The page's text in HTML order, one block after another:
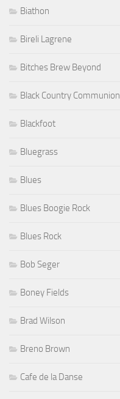
Biathon
Bireli Lagrene
Bitches Brew Beyond
Black Country Communion
Blackfoot
Bluegrass
Blues
Blues Boogie Rock
Blues Rock
Bob Seger
Boney Fields
Brad Wilson
Breno Brown
Cafe de la Danse